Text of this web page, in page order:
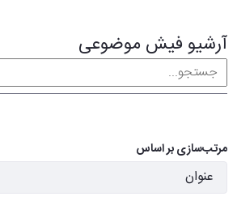
آرشیو فیش موضوعی
مرتب‌سازی بر اساس